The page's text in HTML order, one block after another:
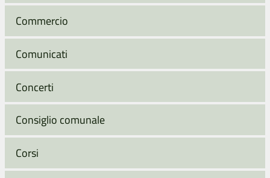
Commercio
Comunicati
Concerti
Consiglio comunale
Corsi